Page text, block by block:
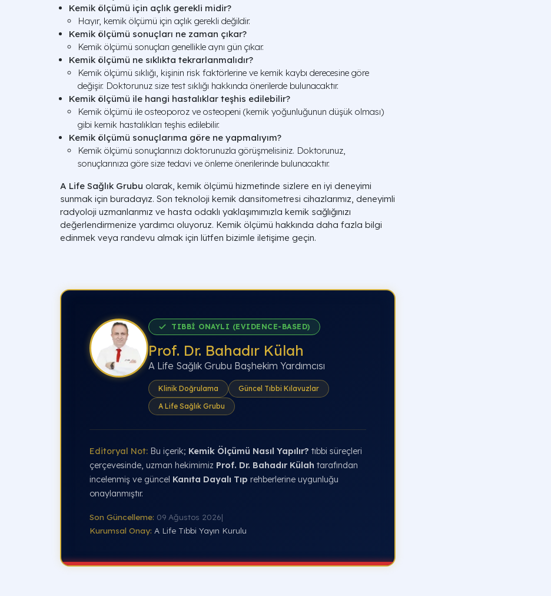
Kemik ölçümü için açlık gerekli midir?
Hayır, kemik ölçümü için açlık gerekli değildir.
Kemik ölçümü sonuçları ne zaman çıkar?
Kemik ölçümü sonuçları genellikle aynı gün çıkar.
Kemik ölçümü ne sıklıkta tekrarlanmalıdır?
Kemik ölçümü sıklığı, kişinin risk faktörlerine ve kemik kaybı derecesine göre
değişir. Doktorunuz size test sıklığı hakkında önerilerde bulunacaktır.
Kemik ölçümü ile hangi hastalıklar teşhis edilebilir?
Kemik ölçümü ile osteoporoz ve osteopeni (kemik yoğunluğunun düşük olması)
gibi kemik hastalıkları teşhis edilebilir.
Kemik ölçümü sonuçlarıma göre ne yapmalıyım?
Kemik ölçümü sonuçlarınızı doktorunuzla görüşmelisiniz. Doktorunuz,
sonuçlarınıza göre size tedavi ve önleme önerilerinde bulunacaktır.
A Life Sağlık Grubu olarak, kemik ölçümü hizmetinde sizlere en iyi deneyimi
sunmak için buradayız. Son teknoloji kemik dansitometresi cihazlarımız, deneyimli
radyoloji uzmanlarımız ve hasta odaklı yaklaşımımızla kemik sağlığınızı
değerlendirmenize yardımcı oluyoruz. Kemik ölçümü hakkında daha fazla bilgi
edinmek veya randevu almak için lütfen bizimle iletişime geçin.
TIBBİ ONAYLI (EVIDENCE-BASED)
Prof. Dr. Bahadır Külah
A Life Sağlık Grubu Başhekim Yardımcısı
Klinik Doğrulama
Güncel Tıbbi Kılavuzlar
A Life Sağlık Grubu
Editoryal Not: Bu içerik; Kemik Ölçümü Nasıl Yapılır? tıbbi süreçleri
çerçevesinde, uzman hekimimiz Prof. Dr. Bahadır Külah tarafından
incelenmiş ve güncel Kanıta Dayalı Tıp rehberlerine uygunluğu
onaylanmıştır.
Son Güncelleme: 09 Ağustos 2026|
Kurumsal Onay: A Life Tıbbi Yayın Kurulu